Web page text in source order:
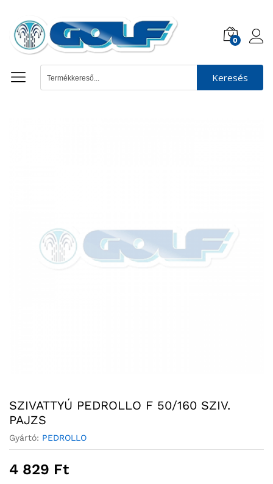
0
Keresés
SZIVATTYÚ PEDROLLO F 50/160 SZIV.
PAJZS
Gyártó: PEDROLLO
4 829 Ft